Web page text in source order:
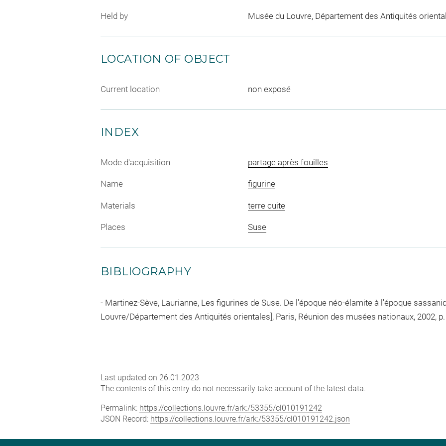
Held by Musée du Louvre, Département des Antiquités
LOCATION OF OBJECT
Current location non exposé
INDEX
Mode d'acquisition partage après fouilles
Name figurine
Materials terre cuite
Places Suse
BIBLIOGRAPHY
Martinez-Sève, Laurianne, Les figurines de Suse. De l'époque néo-élamite à l'époque
Louvre/Département des Antiquités orientales], Paris, Réunion des musées nationaux, 2002, p.
Last updated on 26.01.2023
The contents of this entry do not necessarily take account of the latest data.
Permalink: https://collections.louvre.fr/ark:/53355/cl010191242
JSON Record: https://collections.louvre.fr/ark:/53355/cl010191242.json